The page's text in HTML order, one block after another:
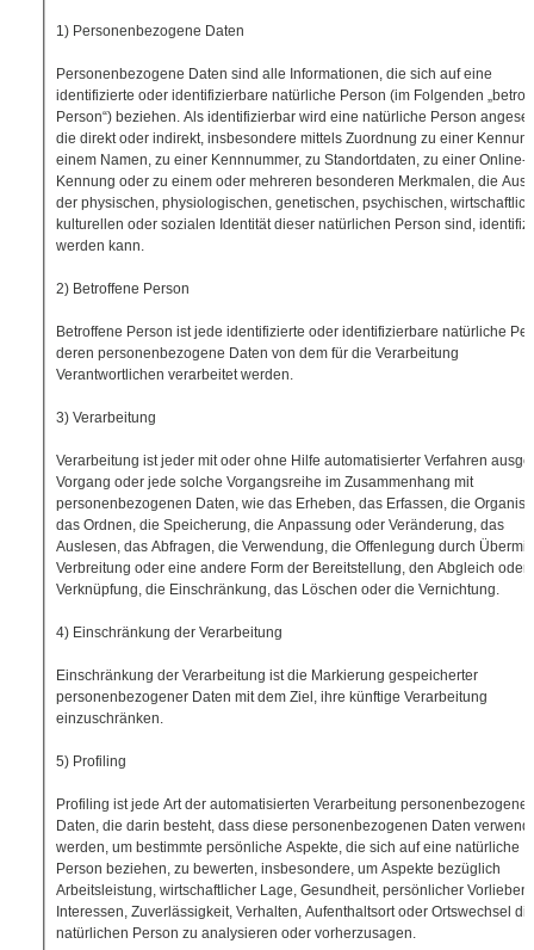
1) Personenbezogene Daten
Personenbezogene Daten sind alle Informationen, die sich auf eine
identifizierte oder identifizierbare natürliche Person (im Folgenden
Person“) beziehen. Als identifizierbar wird eine natürliche Person
die direkt oder indirekt, insbesondere mittels Zuordnung zu einer
einem Namen, zu einer Kennnummer, zu Standortdaten, zu einer Online-
Kennung oder zu einem oder mehreren besonderen Merkmalen, die
der physischen, physiologischen, genetischen, psychischen,
kulturellen oder sozialen Identität dieser natürlichen Person sind,
werden kann.
2) Betroffene Person
Betroffene Person ist jede identifizierte oder identifizierbare natürliche
deren personenbezogene Daten von dem für die Verarbeitung
Verantwortlichen verarbeitet werden.
3) Verarbeitung
Verarbeitung ist jeder mit oder ohne Hilfe automatisierter Verfahren
Vorgang oder jede solche Vorgangsreihe im Zusammenhang mit
personenbezogenen Daten, wie das Erheben, das Erfassen, die
das Ordnen, die Speicherung, die Anpassung oder Veränderung, das
Auslesen, das Abfragen, die Verwendung, die Offenlegung durch
Verbreitung oder eine andere Form der Bereitstellung, den Abgleich oder
Verknüpfung, die Einschränkung, das Löschen oder die Vernichtung.
4) Einschränkung der Verarbeitung
Einschränkung der Verarbeitung ist die Markierung gespeicherter
personenbezogener Daten mit dem Ziel, ihre künftige Verarbeitung
einzuschränken.
5) Profiling
Profiling ist jede Art der automatisierten Verarbeitung personenbezogener
Daten, die darin besteht, dass diese personenbezogenen Daten
werden, um bestimmte persönliche Aspekte, die sich auf eine natürliche
Person beziehen, zu bewerten, insbesondere, um Aspekte bezüglich
Arbeitsleistung, wirtschaftlicher Lage, Gesundheit, persönlicher Vorlieben,
Interessen, Zuverlässigkeit, Verhalten, Aufenthaltsort oder Ortswechsel
natürlichen Person zu analysieren oder vorherzusagen.